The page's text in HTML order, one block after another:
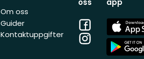
Om oss
Guider
Kontaktuppgifter
oss
Facebook
Instagram
app
App
Store
App
Store